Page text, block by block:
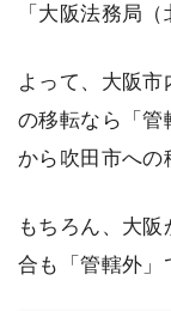
「大阪法務局
よって、大阪
の移転なら「管
から吹田市への
もちろん、大
合も「管轄外」